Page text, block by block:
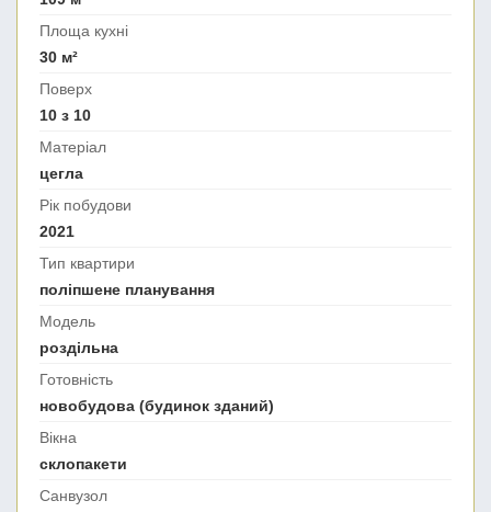
Площа кухні
30 м²
Поверх
10 з 10
Матеріал
цегла
Рік побудови
2021
Тип квартири
поліпшене планування
Модель
роздільна
Готовність
новобудова (будинок зданий)
Вікна
склопакети
Санвузол